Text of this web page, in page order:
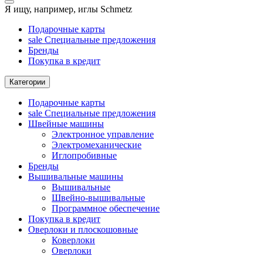
Я ищу, например, иглы Schmetz
Подарочные карты
sale Специальные предложения
Бренды
Покупка в кредит
Категории
Подарочные карты
sale Специальные предложения
Швейные машины
Электронное управление
Электромеханические
Иглопробивные
Бренды
Вышивальные машины
Вышивальные
Швейно-вышивальные
Программное обеспечение
Покупка в кредит
Оверлоки и плоскошовные
Коверлоки
Оверлоки